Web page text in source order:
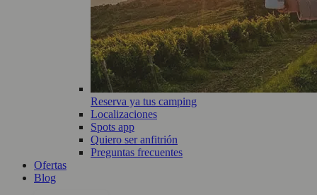
Reserva ya tus camping
Localizaciones
Spots app
Quiero ser anfitrión
Preguntas frecuentes
Ofertas
Blog